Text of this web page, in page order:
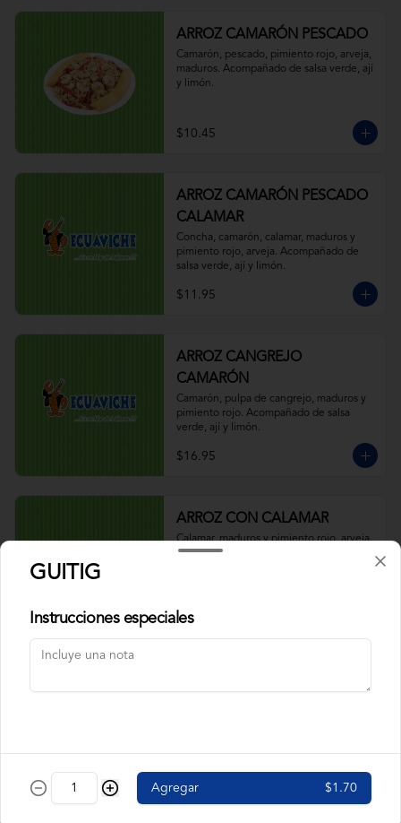
ARROZ CAMARÓN PESCADO
Camarón, pescado, pimiento rojo, arveja,
maduros. Acompañado de salsa verde, ají
y limón.
$10.45
ARROZ CAMARÓN PESCADO
CALAMAR
Concha, camarón, calamar, maduros y
pimiento rojo, arveja. Acompañado de
salsa verde, ají y limón.
$11.95
ARROZ CANGREJO
CAMARÓN
Camarón, pulpa de cangrejo, maduros y
pimiento rojo. Acompañado de salsa
verde, ají y limón.
$16.95
ARROZ CON CALAMAR
Calamar, maduros y pimiento rojo, arveja.
Acompañado de salsa verde, ají y limón.
$9.95
GUITIG
Instrucciones especiales
Agregar $1.70